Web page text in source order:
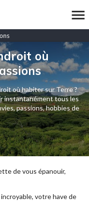
où
où habiter sur Terre ?
instantanément tous les
passions, hobbies de
de vous épanouir,
votre have de